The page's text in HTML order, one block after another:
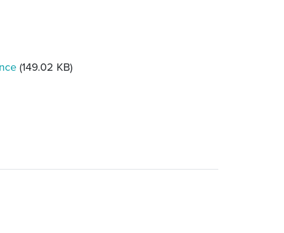
(149.02 KB)